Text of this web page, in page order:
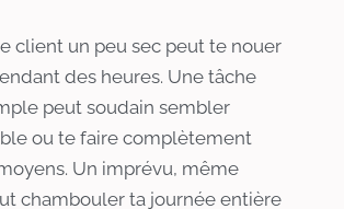
client un peu sec peut te nouer
des heures. Une tâche
peut soudain sembler
ou te faire complètement
Un imprévu, même
chambouler ta journée entière